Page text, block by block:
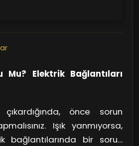
Mu? Elektrik Bağlantıları
önce sorun
Işık yanmıyorsa,
bağlantılarında bir sorun